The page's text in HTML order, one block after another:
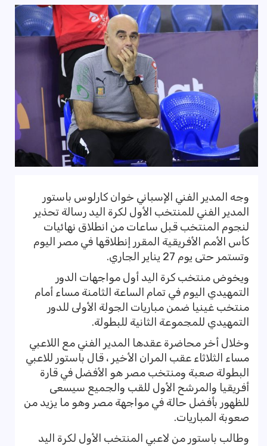
وجه المدير الفني الإسباني خوان كارلوس باستور
المدير الفني للمنتخب الأول لكرة اليد رسالة تحذير
لنجوم المنتخب قبل ساعات من انطلاق نهائيات
كأس الأمم الأفريقية المقرر إنطلاقها في مصر اليوم
وتستمر حتى يوم 27 يناير الجاري.
ويخوض منتخب كرة اليد أول مواجهات الدور
التمهيدي اليوم في تمام الساعة الثامنة مساء أمام
منتخب غينيا ضمن مباريات الجولة الأولى للدور
التمهيدي للمجموعة الثانية للبطولة.
وخلال أخر محاضرة عقدها المدير الفني مع اللاعبي
مساء الثلاثاء عقب المران الأخير ، قال باستور للاعبي
البطولة صعبة ومنتخب مصر هو الأفضل في قارة
أفريقيا والمرشح الأول للقب والجميع سيسعى
للظهور بأفضل حالة في مواجهة مصر وهو ما يزيد من
صعوبة المباريات.
وطالب باستور من لاعبي المنتخب الأول لكرة اليد